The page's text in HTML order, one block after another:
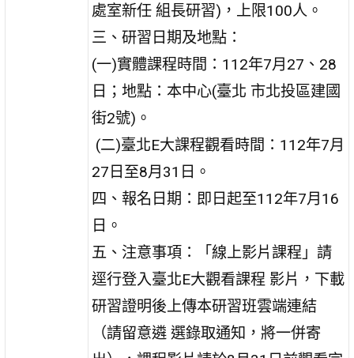
處室新任 組長研習)，上限100人。
三、研習日期及地點：
(一)實體課程時間：112年7月27、28
日；地點：本中心(臺北 市北投區建國
街2號)。
(二)臺北E大課程觀看時間：112年7月
27日至8月31日。
四、報名日期：即日起至112年7月16
日。
五、注意事項：「線上影片課程」請
逕行登入臺北E大觀看課程 影片，下載
研習證明後上傳本研習班雲端連結
（請留意遴 選錄取通知，將一併寄